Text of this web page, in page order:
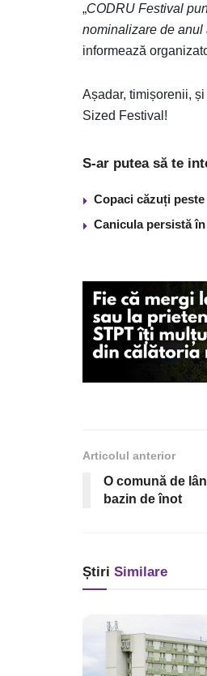
„CODRU Festival
nominalizare de anul
informează
Așadar, timișorenii,
Sized Festival!
S-ar putea să te
Copaci căzuți
Canicula persistă
Articolul anterior
O comună de
bazin de înot
Știri Similare